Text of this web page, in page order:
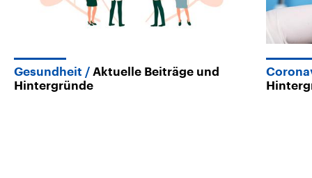
Gesundheit
Aktuelle Beiträge und
Hintergründe